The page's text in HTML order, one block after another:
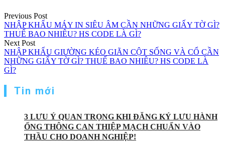
Điều
hướng
bài
viết
Previous Post
NHẬP KHẨU MÁY IN SIÊU ÂM CẦN NHỮNG GIẤY TỜ GÌ?
THUẾ BAO NHIÊU? HS CODE LÀ GÌ?
Next Post
NHẬP KHẨU GIƯỜNG KÉO GIÃN CỘT SỐNG VÀ CỔ CẦN
NHỮNG GIẤY TỜ GÌ? THUẾ BAO NHIÊU? HS CODE LÀ
GÌ?
Tin mới
3 LƯU Ý QUAN TRỌNG KHI ĐĂNG KÝ LƯU HÀNH
ỐNG THÔNG CAN THIỆP MẠCH CHUẨN VÀO
THẦU CHO DOANH NGHIỆP!